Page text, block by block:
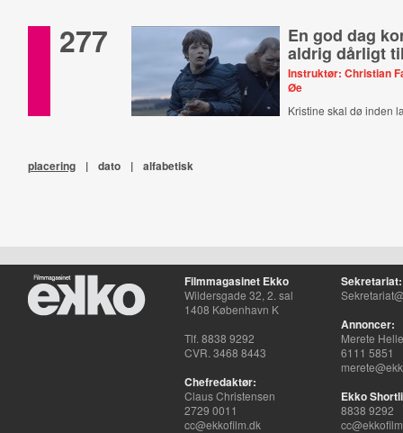
277 En god dag
aldrig dårligt
Instruktør: Christian
Øe
Kristine skal dø inden
placering | dato | alfabetisk
Filmmagasinet Ekko
Wildersgade 32, 2. sal
1408 København K
Tlf. 8838 9292
CVR. 3468 8443
Chefredaktør:
Claus Christensen
2729 0011
cc@ekkofilm.dk
Sekretariat:
Annoncer:
Merete
6111 5851
Ekko
8838 9292